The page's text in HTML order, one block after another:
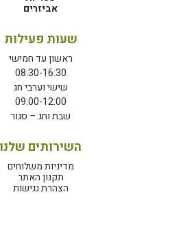
אביזרים
שעות פעילות
ראשון עד חמישי
08:30-16:30
שישי וערבי חג
09:00-12:00
שבת וחג – סגור
השירותים שלנו
מדיניות משלוחים
תקנון האתר
הצהרת נגישות